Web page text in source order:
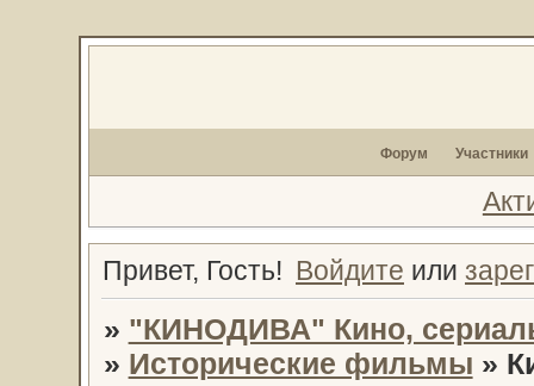
Форум Участники
Привет, Гость! Войдите или
» "КИНОДИВА" Кино,
» Исторические фильмы »